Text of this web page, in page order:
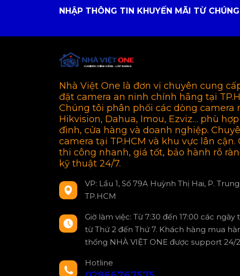
NHẬP THÔNG TIN KHUYẾN MÃI TỪ
Nhà Việt One là đơn vị chuyên cung
đặt camera an ninh chính hãng tại
Chúng tôi phân phối các dòng camera
Hikvision, Dahua, Imou, Ezviz… phù
đình, cửa hàng và doanh nghiệp.
camera tại TP.HCM và khu vực lân cận.
thi công nhanh, giá tốt, bảo hành rõ
kỹ thuật 24/7.
VP: Lầu 1, Số 79A Huỳnh Thị Hai, P.
TP.HCM
Giờ làm việc: Từ 7:30 đến 17:00 các
từ Thứ 2 đến Thứ 7. Khách hàng mua
thống NHÀ VIỆT ONE được support 24/
Hotline